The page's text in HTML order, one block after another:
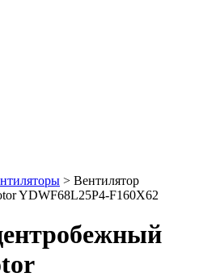
> Вентилятор
YDWF68L25P4-F160X62